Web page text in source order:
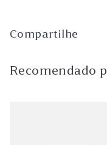
Compartilhe
Recomendado